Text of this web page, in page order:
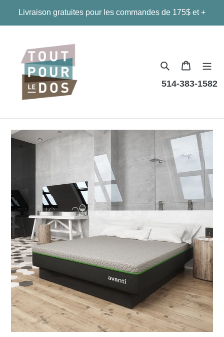
Livraison gratuites pour les commandes de 175$ et +
Panier
514-383-1582